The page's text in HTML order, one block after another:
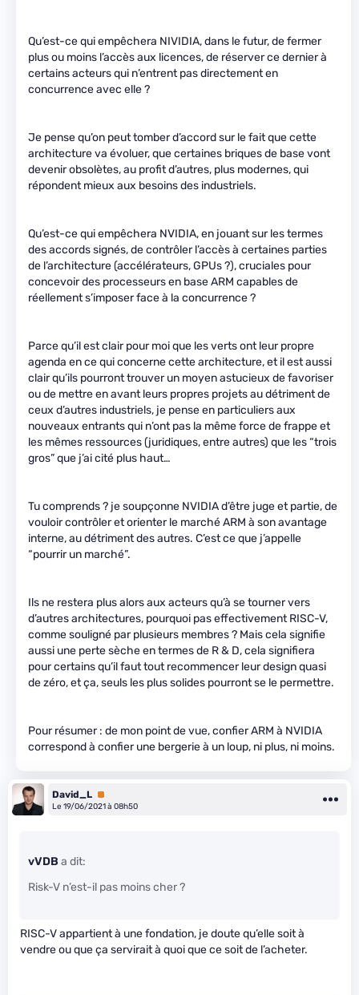
Qu’est-ce qui empêchera NIVIDIA, dans le futur, de fermer
plus ou moins l’accès aux licences, de réserver ce dernier à
certains acteurs qui n’entrent pas directement en
concurrence avec elle ?
Je pense qu’on peut tomber d’accord sur le fait que cette
architecture va évoluer, que certaines briques de base vont
devenir obsolètes, au profit d’autres, plus modernes, qui
répondent mieux aux besoins des industriels.
Qu’est-ce qui empêchera NVIDIA, en jouant sur les termes
des accords signés, de contrôler l’accès à certaines parties
de l’architecture (accélérateurs, GPUs ?), cruciales pour
concevoir des processeurs en base ARM capables de
réellement s’imposer face à la concurrence ?
Parce qu’il est clair pour moi que les verts ont leur propre
agenda en ce qui concerne cette architecture, et il est aussi
clair qu’ils pourront trouver un moyen astucieux de favoriser
ou de mettre en avant leurs propres projets au détriment de
ceux d’autres industriels, je pense en particuliers aux
nouveaux entrants qui n’ont pas la même force de frappe et
les mêmes ressources (juridiques, entre autres) que les “trois
gros” que j’ai cité plus haut…
Tu comprends ? je soupçonne NVIDIA d’être juge et partie, de
vouloir contrôler et orienter le marché ARM à son avantage
interne, au détriment des autres. C’est ce que j’appelle
“pourrir un marché”.
Ils ne restera plus alors aux acteurs qu’à se tourner vers
d’autres architectures, pourquoi pas effectivement RISC-V,
comme souligné par plusieurs membres ? Mais cela signifie
aussi une perte sèche en termes de R & D, cela signifiera
pour certains qu’il faut tout recommencer leur design quasi
de zéro, et ça, seuls les plus solides pourront se le permettre.
Pour résumer : de mon point de vue, confier ARM à NVIDIA
correspond à confier une bergerie à un loup, ni plus, ni moins.
David_L Premium
Le 19/06/2021 à 08h50
vVDB a dit:
Risk-V n’est-il pas moins cher ?
RISC-V appartient à une fondation, je doute qu’elle soit à
vendre ou que ça servirait à quoi que ce soit de l’acheter.